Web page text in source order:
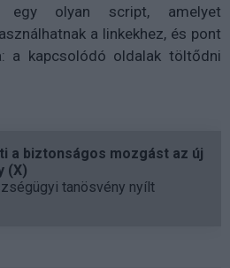
egy olyan script, amelyet
a linkekhez, és pont
a kapcsolódó oldalak töltődni
a biztonságos mozgást az új
(X)
tanösvény nyílt